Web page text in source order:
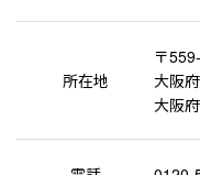
所在地
〒
大阪
大阪